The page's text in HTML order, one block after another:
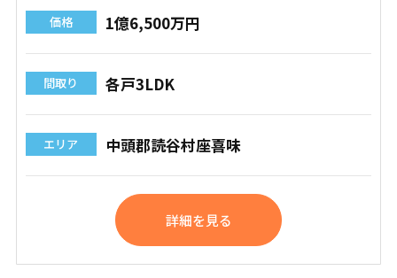
価格 1億6,500万円
間取り 各戸3LDK
エリア 中頭郡読谷村座喜味
詳細を見る